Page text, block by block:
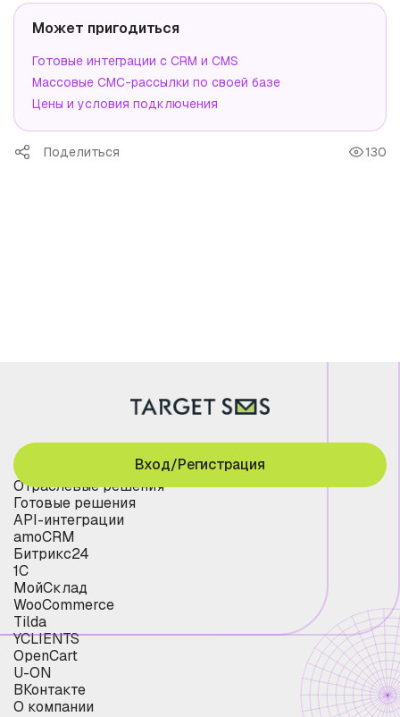
Может пригодиться
Готовые интеграции с CRM и CMS
Массовые СМС-рассылки по своей базе
Цены и условия подключения
Поделиться 130
Отраслевые решения
Готовые решения
API-интеграции
amoCRM
Битрикс24
1С
МойСклад
WooCommerce
Tilda
YCLIENTS
OpenCart
U-ON
ВКонтакте
О компании
Вход/Регистрация